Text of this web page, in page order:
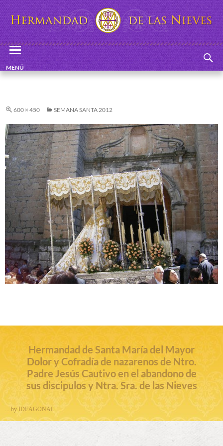
Hermandad de las Nieves Buscar
MENÚ
PRINCIPAL
SALTAR
AL
600 × 450 SEMANA SANTA 2012
Hermandad de Santa María del Mayor
Dolor y Cofradía de nazarenos de Ntro.
Padre Jesús Cautivo en el abandono de
sus discipulos y Ntra. Sra. de las Nieves
... by IDEAGONAL